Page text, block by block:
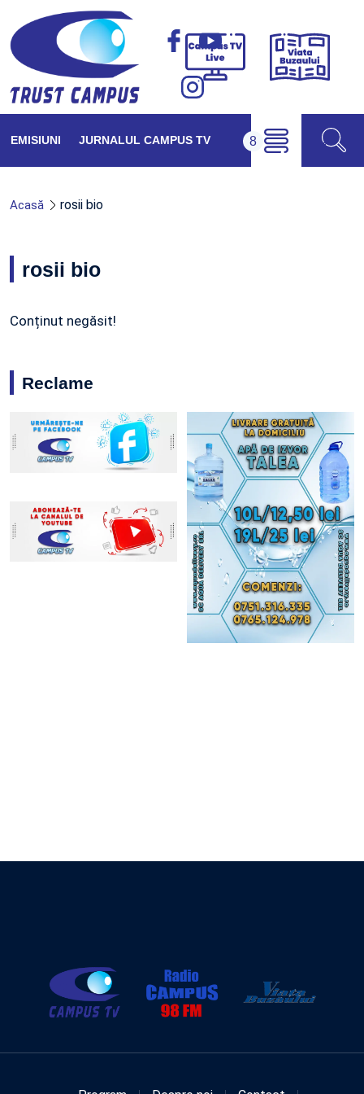
Campus
Viața
EMISIUNI JURNALUL CAMPUS TV
Acasă rosii bio
rosii bio
Conținut negăsit!
Reclame